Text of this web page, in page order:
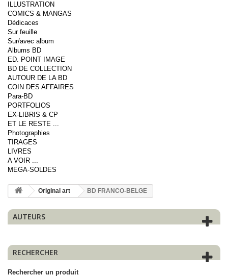
ILLUSTRATION
COMICS & MANGAS
Dédicaces
Sur feuille
Sur/avec album
Albums BD
ED. POINT IMAGE
BD DE COLLECTION
AUTOUR DE LA BD
COIN DES AFFAIRES
Para-BD
PORTFOLIOS
EX-LIBRIS & CP
ET LE RESTE ...
Photographies
TIRAGES
LIVRES
A VOIR ...
MEGA-SOLDES
Original art BD FRANCO-BELGE
AUTEURS
RECHERCHER
Rechercher un produit